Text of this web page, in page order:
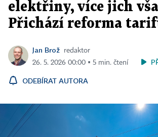
elektřiny, více jich
Přichází reforma
Jan Brož
redaktor
26. 5. 2026 00:00 ▪ 5 min. čtení
ODEBÍRAT AUTORA